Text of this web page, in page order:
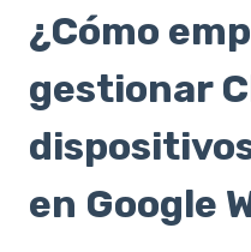
¿Cómo
gestionar
en Google